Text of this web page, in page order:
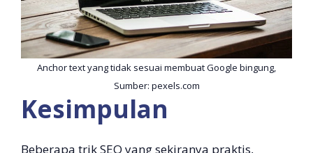
Anchor text yang tidak sesuai membuat Google bingung,
Sumber: pexels.com
Kesimpulan
Beberapa trik SEO yang sekiranya praktis,